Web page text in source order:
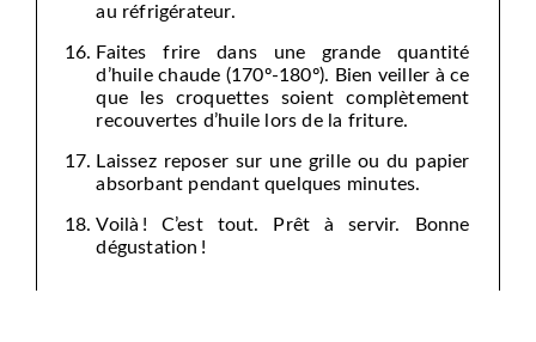
au réfrigérateur.
Faites frire dans une grande quantité
d’huile chaude (170º-180º). Bien veiller à ce
que les croquettes soient complètement
recouvertes d’huile lors de la friture.
Laissez reposer sur une grille ou du papier
absorbant pendant quelques minutes.
Voilà ! C’est tout. Prêt à servir. Bonne
dégustation !